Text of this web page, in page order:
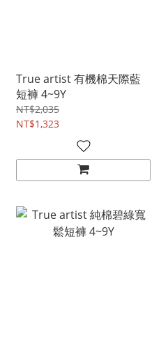
True artist 有機棉天際藍
短褲 4~9Y
NT$2,035
NT$1,323